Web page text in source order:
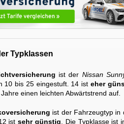
Typklassen
ist der Nissan
10 bis 25 eingestuft. 14 ist eher
einen leichten Abwärtstrend auf.
ist der Fahrzeugtyp
istsehr günstig . Die Typklasse